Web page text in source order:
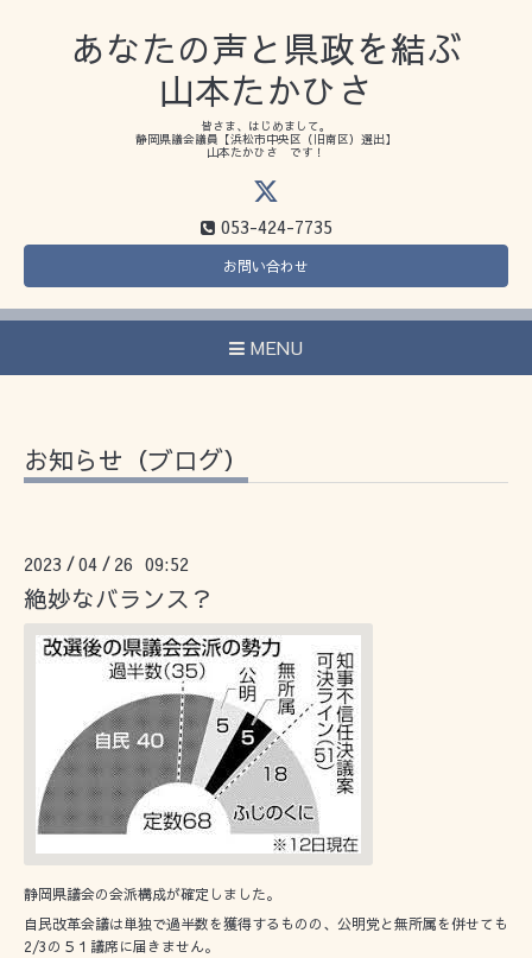
あなたの声と県政を結ぶ
山本たかひさ
皆さま、はじめまして。
静岡県議会議員【浜松市中央区（旧南区）選出】
山本たかひさ です！
053-424-7735
お問い合わせ
MENU
お知らせ（ブログ）
2023 /04 / 26 09:52
絶妙なバランス？
静岡県議会の会派構成が確定しました。
自民改革会議は単独で過半数を獲得するものの、公明党と無所属を併せても
2/3の５１議席に届きません。